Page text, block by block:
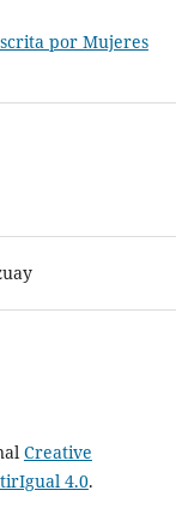
por Mujeres
Creative
4.0.